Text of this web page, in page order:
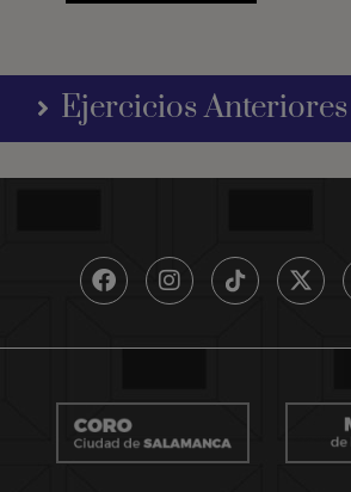
Ejercicios Anteriores